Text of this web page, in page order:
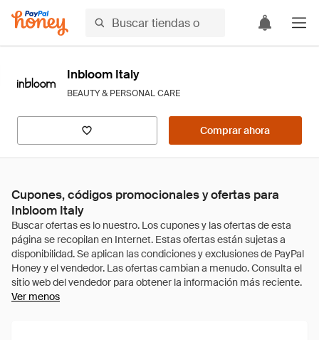
Inbloom Italy
BEAUTY & PERSONAL CARE
Comprar ahora
Cupones, códigos promocionales y ofertas para
Inbloom Italy
Ver menos